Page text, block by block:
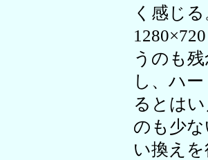
く感じ
うのも
し、ハ
るとは
のも少
い換え